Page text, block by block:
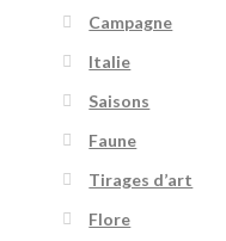
Campagne
Italie
Saisons
Faune
Tirages d’art
Flore